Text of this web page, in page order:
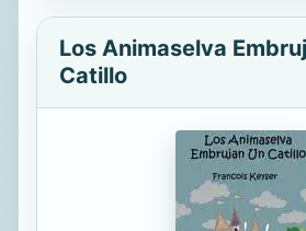
Los Animaselva
Catillo